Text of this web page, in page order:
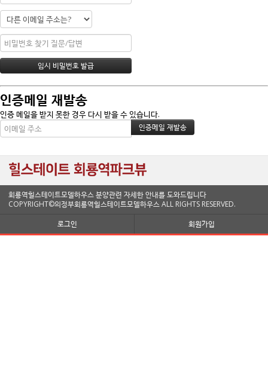
인증메일 재발송
인증 메일을 받지 못한 경우 다시 받을 수 있습니다.
회룡역힐스테이트모델하우스 분양관련 자세한 안내를 도와드립니다
COPYRIGHT©의정부회룡역힐스테이트모델하우스 ALL RIGHTS RESERVED.
로그인
회원가입